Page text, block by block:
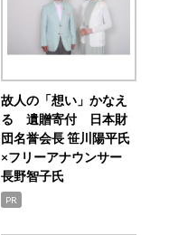
故人の「想い」かなえ
る 遺贈寄付 日本財
団名誉会長 笹川陽平氏
×フリーアナウンサー
長野智子氏
PR